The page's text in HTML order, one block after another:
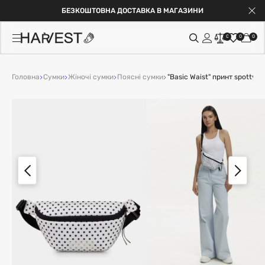
БЕЗКОШТОВНА ДОСТАВКА В МАГАЗИНИ
0 0 0
Головна Сумки Жіночі сумки Поясні сумки "Basic Waist" принт spotty